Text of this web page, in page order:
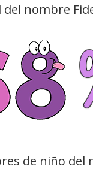
nombre
de niño del